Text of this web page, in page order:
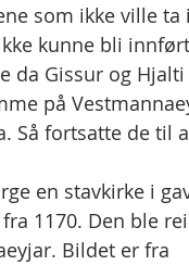
som ikke ville
kunne bli
da Gissur og
på
Så fortsatte de til
en stavkirke i
1170. Den ble
Bildet er fra